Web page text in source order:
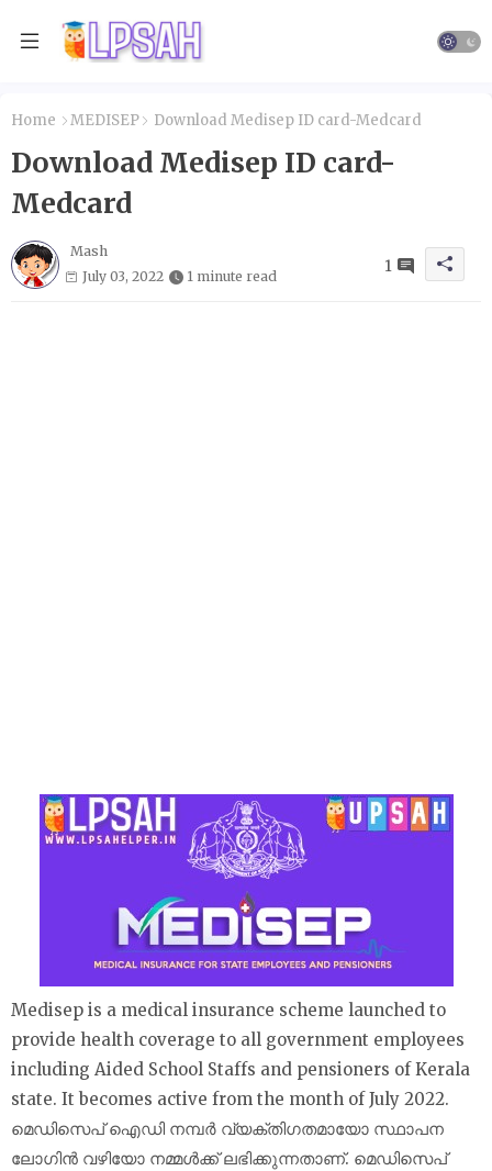
Home MEDISEP Download Medisep ID card-Medcard
Download Medisep ID card-
Medcard
Mash
July 03, 2022
1 minute read
1
Medisep is a medical insurance scheme launched to
provide health coverage to all government employees
including Aided School Staffs and pensioners of Kerala
state. It becomes active from the month of July 2022.
മെഡിസെപ് ഐഡി നമ്പർ വ്യക്തിഗതമായോ സ്ഥാപന
ലോഗിൻ വഴിയോ നമ്മൾക്ക് ലഭിക്കുന്നതാണ്. മെഡിസെപ്